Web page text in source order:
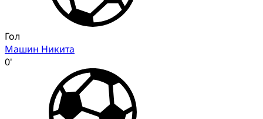
Гол
Машин Никита
0'